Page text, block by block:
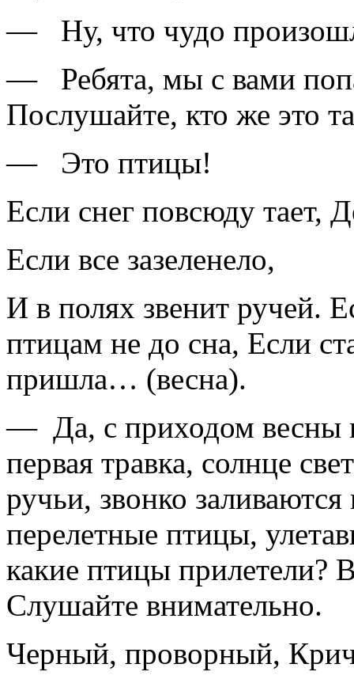
— Ну, что чудо
— Ребята, мы с вами
Послушайте, кто же это
— Это птицы!
Если снег повсюду тает,
Если все зазеленело,
И в полях звенит ручей.
птицам не до сна, Если
пришла… (весна).
— Да, с приходом весны
первая травка, солнце
ручьи, звонко
перелетные птицы,
какие птицы прилетели?
Слушайте внимательно.
Черный, проворный,